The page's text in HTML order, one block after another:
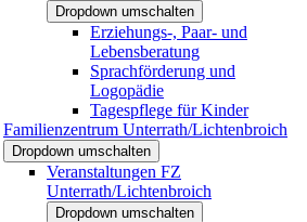
Dropdown umschalten
Erziehungs-, Paar- und
Lebensberatung
Sprachförderung und
Logopädie
Tagespflege für Kinder
Familienzentrum Unterrath/Lichtenbroich
Dropdown umschalten
Veranstaltungen FZ
Unterrath/Lichtenbroich
Dropdown umschalten